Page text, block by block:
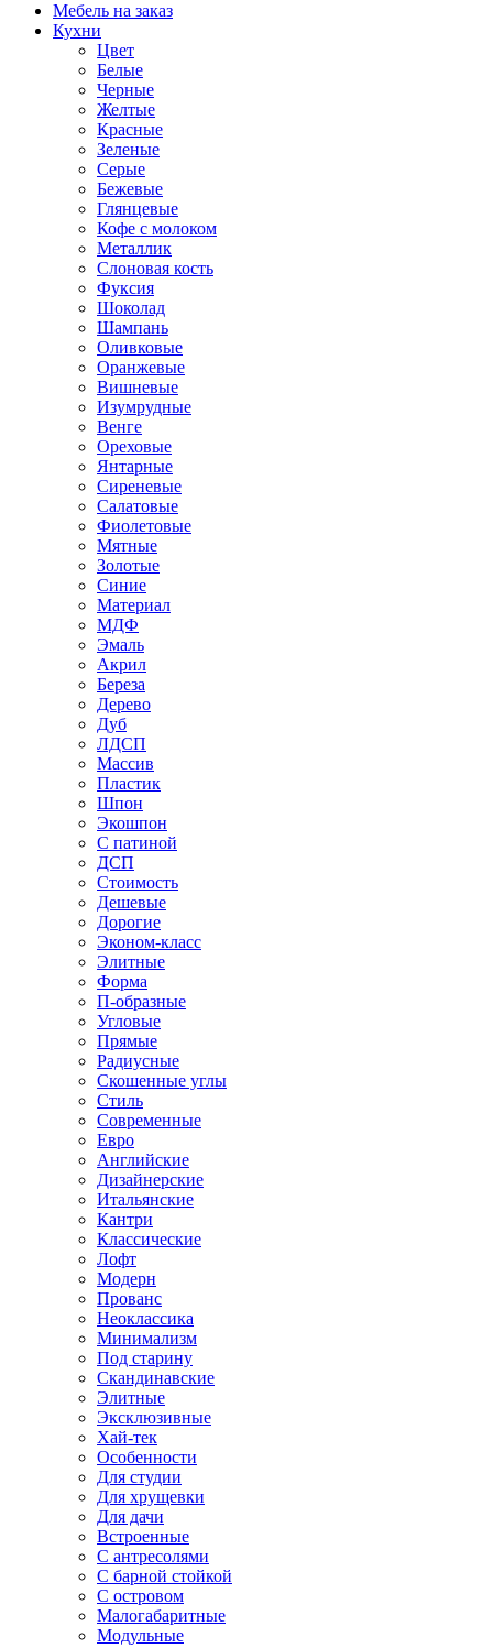
Мебель на заказ
Кухни
Цвет
Белые
Черные
Желтые
Красные
Зеленые
Серые
Бежевые
Глянцевые
Кофе с молоком
Металлик
Слоновая кость
Фуксия
Шоколад
Шампань
Оливковые
Оранжевые
Вишневые
Изумрудные
Венге
Ореховые
Янтарные
Сиреневые
Салатовые
Фиолетовые
Мятные
Золотые
Синие
Материал
МДФ
Эмаль
Акрил
Береза
Дерево
Дуб
ЛДСП
Массив
Пластик
Шпон
Экошпон
С патиной
ДСП
Стоимость
Дешевые
Дорогие
Эконом-класс
Элитные
Форма
П-образные
Угловые
Прямые
Радиусные
Скошенные углы
Стиль
Современные
Евро
Английские
Дизайнерские
Итальянские
Кантри
Классические
Лофт
Модерн
Прованс
Неоклассика
Минимализм
Под старину
Скандинавские
Элитные
Эксклюзивные
Хай-тек
Особенности
Для студии
Для хрущевки
Для дачи
Встроенные
С антресолями
С барной стойкой
С островом
Малогабаритные
Модульные